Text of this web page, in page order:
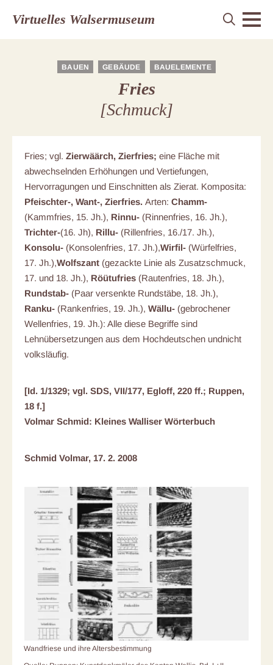
Virtuelles Walsermuseum
BAUEN GEBÄUDE BAUELEMENTE
Fries
[Schmuck]
Wandfriese und ihre Altersbestimmung
Fries; vgl. Zierwäärch, Zierfries; eine Fläche mit
abwechselnden Erhöhungen und Vertiefungen,
Hervorragungen und Einschnitten als Zierat. Komposita:
Pfeischter-, Want-, Zierfries. Arten: Chamm-
(Kammfries, 15. Jh.), Rinnu- (Rinnenfries, 16. Jh.),
Trichter-(16. Jh), Rillu- (Rillenfries, 16./17. Jh.),
Konsolu- (Konsolenfries, 17. Jh.),Wirfil- (Würfelfries,
17. Jh.),Wolfszant (gezackte Linie als Zusatzschmuck,
17. und 18. Jh.), Röütufries (Rautenfries, 18. Jh.),
Rundstab- (Paar versenkte Rundstäbe, 18. Jh.),
Ranku- (Rankenfries, 19. Jh.), Wällu- (gebrochener
Wellenfries, 19. Jh.): Alle diese Begriffe sind
Lehnübersetzungen aus dem Hochdeutschen undnicht
volksläufig.
[Id. 1/1329; vgl. SDS, VII/177, Egloff, 220 ff.; Ruppen,
18 f.]
Volmar Schmid: Kleines Walliser Wörterbuch
Schmid Volmar, 17. 2. 2008